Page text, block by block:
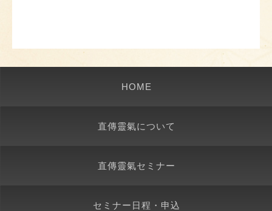
HOME
直傳靈氣について
直傳靈氣セミナー
セミナー日程・申込